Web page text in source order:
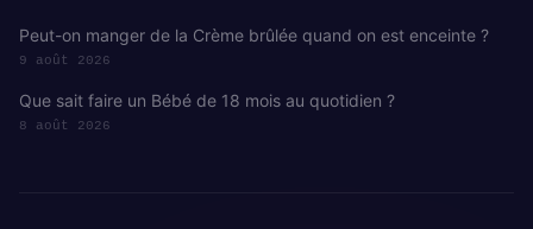
Peut-on manger de la Crème brûlée quand on est enceinte ?
9 août 2026
Que sait faire un Bébé de 18 mois au quotidien ?
8 août 2026